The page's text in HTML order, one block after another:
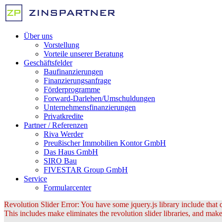
Über uns
Vorstellung
Vorteile unserer Beratung
Geschäftsfelder
Baufinanzierungen
Finanzierungsanfrage
Förderprogramme
Forward-Darlehen/Umschuldungen
Unternehmensfinanzierungen
Privatkredite
Partner / Referenzen
Riva Werder
Preußischer Immobilien Kontor GmbH
Das Haus GmbH
SIRO Bau
FIVESTAR Group GmbH
Service
Formularcenter
Revolution Slider Error: You have some jquery.js library include that
This includes make eliminates the revolution slider libraries, and